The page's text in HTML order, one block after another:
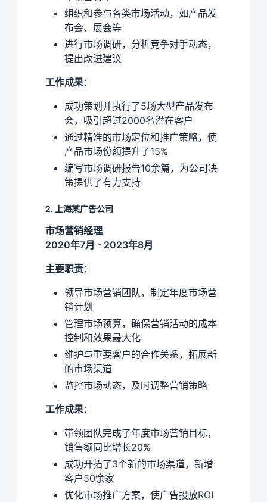
组织和参与各类市场活动，如产品发
布会、展会等
进行市场调研，分析竞争对手动态，
提出改进建议
工作成果：
成功策划并执行了5场大型产品发布
会，吸引超过2000名潜在客户
通过精准的市场定位和推广策略，使
产品市场份额提升了15%
编写市场调研报告10余篇，为公司决
策提供了有力支持
2. 上海某广告公司
市场营销经理
2020年7月 - 2023年8月
主要职责：
领导市场营销团队，制定年度市场营
销计划
管理市场预算，确保营销活动的成本
控制和效果最大化
维护与重要客户的合作关系，拓展新
的市场渠道
监控市场动态，及时调整营销策略
工作成果：
带领团队完成了年度市场营销目标，
销售额同比增长20%
成功开拓了3个新的市场渠道，新增
客户50余家
优化市场推广方案，使广告投放ROI